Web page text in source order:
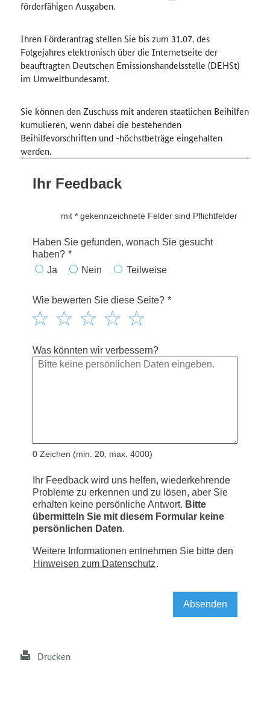
förderfähigen Ausgaben.
Ihren Förderantrag stellen Sie bis zum 31.07. des
Folgejahres elektronisch über die Internetseite der
beauftragten Deutschen Emissionshandelsstelle (DEHSt)
im Umweltbundesamt.
Sie können den Zuschuss mit anderen staatlichen Beihilfen
kumulieren, wenn dabei die bestehenden
Beihilfevorschriften und -höchstbeträge eingehalten
werden.
Drucken